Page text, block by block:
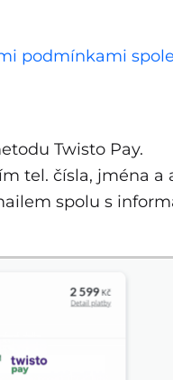
podmínkami
Twisto Pay.
tel. čísla, jména a
spolu s